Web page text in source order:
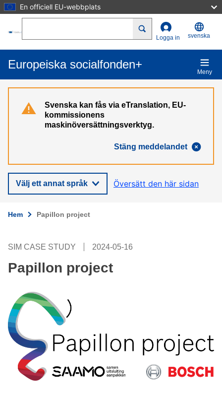
Hoppa till huvudinnehåll
En officiell EU-webbplats
Logga in svenska
Europeiska socialfonden+
Meny
Stäng meddelandet
Svenska kan fås via eTranslation, EU-
kommissionens
maskinöversättningsverktyg.
Välj ett annat språk Översätt den här sidan
Hem Papillon project
SIM CASE STUDY 2024-05-16
Papillon project